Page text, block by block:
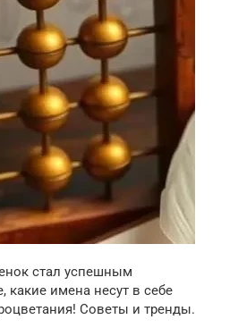
стал успешным
какие имена несут в себе
Советы и тренды.